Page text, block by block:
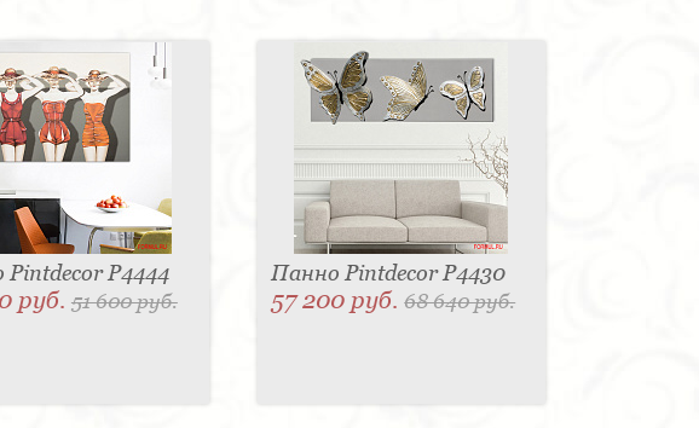
P4444
руб. 51 600 руб.
Панно Pintdecor P4430
57 200 руб.68 640 руб.